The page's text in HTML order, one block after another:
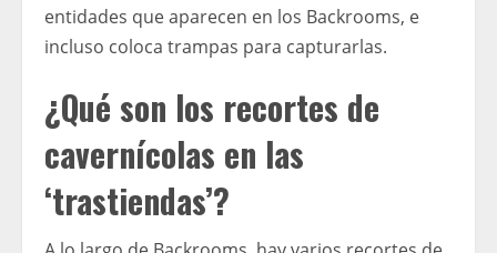
entidades que aparecen en los Backrooms, e
incluso coloca trampas para capturarlas.
¿Qué son los recortes de
cavernícolas en las
‘trastiendas’?